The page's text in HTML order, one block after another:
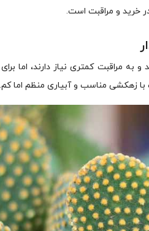
خرید و مراقبت است.
مراقبت کمتری نیاز دارند، اما
زهکشی مناسب و آبیاری منظم اما کم.